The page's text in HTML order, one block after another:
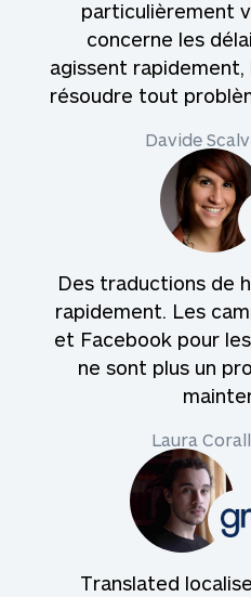
particulièrement
concerne les
agissent
résoudre tout
Davide
Des traductions de
rapidement. Les
et Facebook pour
ne sont plus un
Laura
Translated